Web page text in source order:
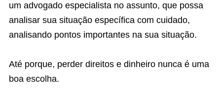
um advogado especialista no assunto, que possa
analisar sua situação específica com cuidado,
analisando pontos importantes na sua situação.
Até porque, perder direitos e dinheiro nunca é uma
boa escolha.